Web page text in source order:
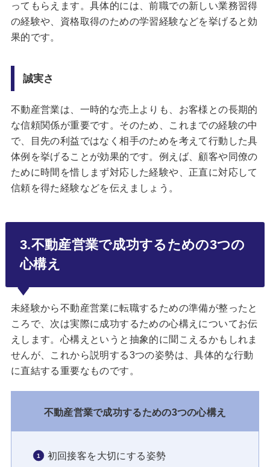
ってもらえます。具体的には、前職での新しい業務習得
の経験や、資格取得のための学習経験などを挙げると効
果的です。
誠実さ
不動産営業は、一時的な売上よりも、お客様との長期的
な信頼関係が重要です。そのため、これまでの経験の中
で、目先の利益ではなく相手のためを考えて行動した具
体例を挙げることが効果的です。例えば、顧客や同僚の
ために時間を惜しまず対応した経験や、正直に対応して
信頼を得た経験などを伝えましょう。
3.不動産営業で成功するための3つの
心構え
未経験から不動産営業に転職するための準備が整ったと
ころで、次は実際に成功するための心構えについてお伝
えします。心構えというと抽象的に聞こえるかもしれま
せんが、これから説明する3つの姿勢は、具体的な行動
に直結する重要なものです。
不動産営業で成功するための3つの心構え
初回接客を大切にする姿勢